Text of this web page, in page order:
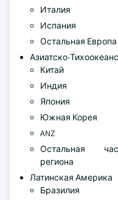
Италия
Испания
Остальная Европа
Азиатско-
Китай
Индия
Япония
Южная Корея
ANZ
Остальная
региона
Латинская Америка
Бразилия